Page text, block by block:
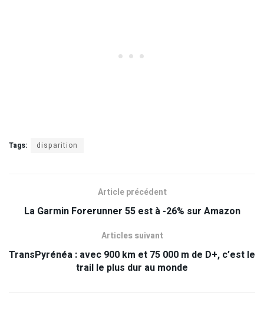
Tags: disparition
Article précédent
La Garmin Forerunner 55 est à -26% sur Amazon
Articles suivant
TransPyrénéa : avec 900 km et 75 000 m de D+, c’est le
trail le plus dur au monde